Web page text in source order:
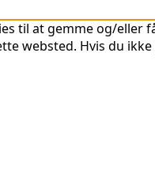
til at gemme og/
websted. Hvis du